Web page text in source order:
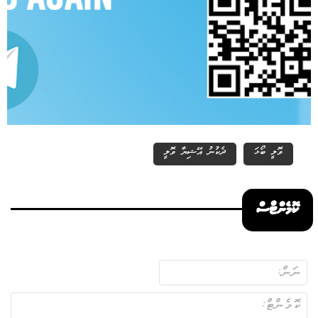
ވޮލީ ބޯޅަ ދެކުނު އޭޝިޔާ ވޮލީ
ކޮމެންޓްސް